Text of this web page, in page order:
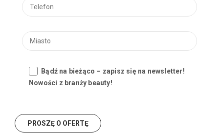
Bądź na bieżąco – zapisz się na newsletter!
Nowości z branży beauty!